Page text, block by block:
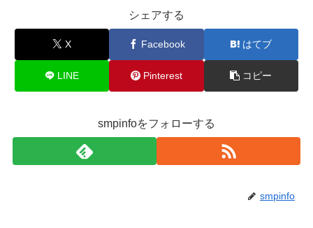
シェアする
X Facebook はてブ
LINE Pinterest コピー
smpinfoをフォローする
smpinfo